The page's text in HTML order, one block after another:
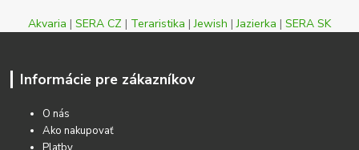
Akvaria | SERA CZ | Teraristika |Jewish |Jazierka | SERA SK
Informácie pre zákazníkov
O nás
Ako nakupovať